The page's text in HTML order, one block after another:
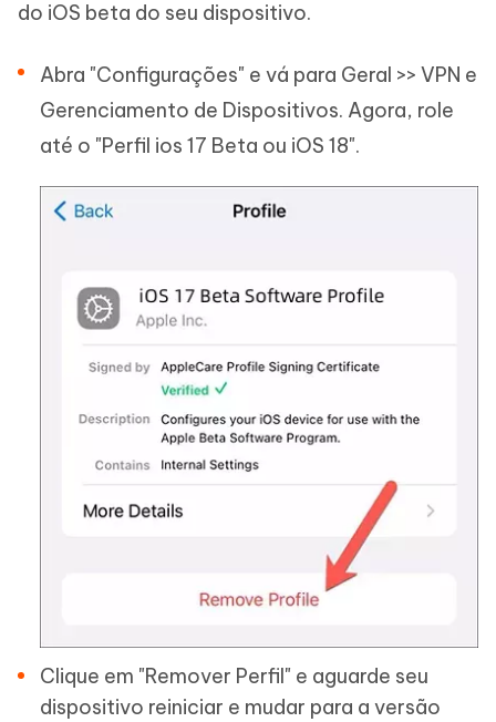
do iOS beta do seu dispositivo.
Abra "Configurações" e vá para Geral >> VPN e
Gerenciamento de Dispositivos. Agora, role
até o "Perfil ios 17 Beta ou iOS 18".
Clique em "Remover Perfil" e aguarde seu
dispositivo reiniciar e mudar para a versão